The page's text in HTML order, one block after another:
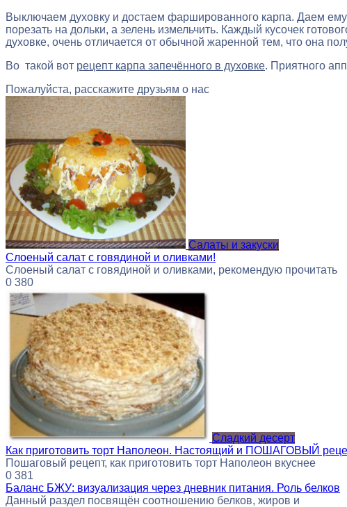
Выключаем духовку и достаем фаршированного карпа. Даем
порезать на дольки, а зелень измельчить. Каждый кусочек
духовке, очень отличается от обычной жаренной тем, что она
Во такой вот рецепт карпа запечённого в духовке. Приятного
Пожалуйста, расскажите друзьям о нас
Салаты и закуски
Слоеный салат с говядиной и оливками!
Слоеный салат с говядиной и оливками, рекомендую прочитать
0 380
Сладкий десерт
Как приготовить торт Наполеон. Настоящий и ПОШАГОВЫЙ
Пошаговый рецепт, как приготовить торт Наполеон вкуснее
0 381
Баланс БЖУ: визуализация через дневник питания. Роль белков
Данный раздел посвящён соотношению белков, жиров и